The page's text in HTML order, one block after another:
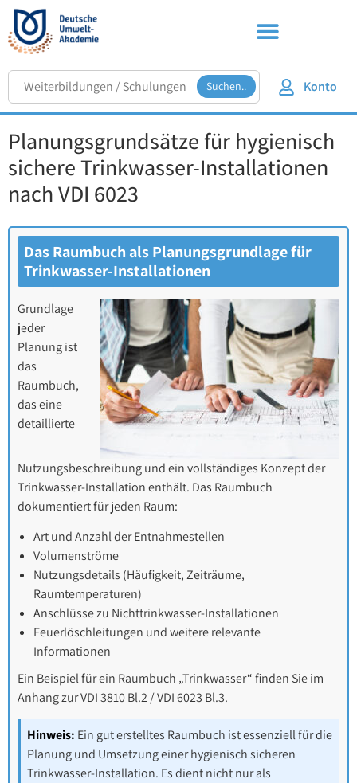
Suchen.. Konto
Planungsgrundsätze für hygienisch
sichere Trinkwasser-Installationen
nach VDI 6023
Das Raumbuch als Planungsgrundlage für
Trinkwasser-Installationen
Grundlage
jeder
Planung ist
das
Raumbuch,
das eine
detaillierte
Nutzungsbeschreibung und ein vollständiges Konzept der
Trinkwasser-Installation enthält. Das Raumbuch
dokumentiert für jeden Raum:
Art und Anzahl der Entnahmestellen
Volumenströme
Nutzungsdetails (Häufigkeit, Zeiträume,
Raumtemperaturen)
Anschlüsse zu Nichttrinkwasser-Installationen
Feuerlöschleitungen und weitere relevante
Informationen
Ein Beispiel für ein Raumbuch „Trinkwasser“ finden Sie im
Anhang zur VDI 3810 Bl.2 / VDI 6023 Bl.3.
Hinweis: Ein gut erstelltes Raumbuch ist essenziell für die
Planung und Umsetzung einer hygienisch sicheren
Trinkwasser-Installation. Es dient nicht nur als